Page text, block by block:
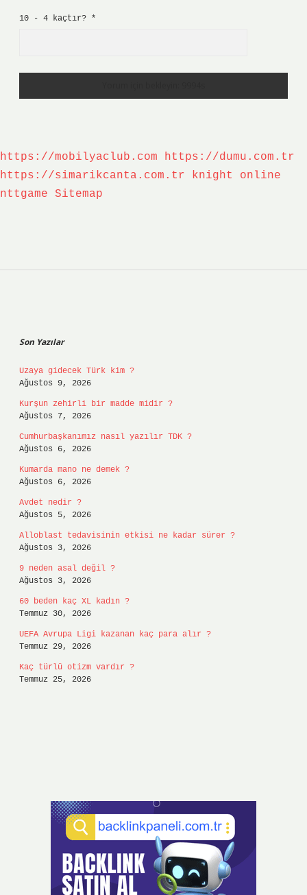
10 - 4 kaçtır? *
https://mobilyaclub.com
https://dumu.com.tr
https://simarikcanta.com.tr
knight online
nttgame
Sitemap
Son Yazılar
Uzaya gidecek Türk kim ?
Ağustos 9, 2026
Kurşun zehirli bir madde midir ?
Ağustos 7, 2026
Cumhurbaşkanımız nasıl yazılır TDK ?
Ağustos 6, 2026
Kumarda mano ne demek ?
Ağustos 6, 2026
Avdet nedir ?
Ağustos 5, 2026
Alloblast tedavisinin etkisi ne kadar sürer ?
Ağustos 3, 2026
9 neden asal değil ?
Ağustos 3, 2026
60 beden kaç XL kadın ?
Temmuz 30, 2026
UEFA Avrupa Ligi kazanan kaç para alır ?
Temmuz 29, 2026
Kaç türlü otizm vardır ?
Temmuz 25, 2026